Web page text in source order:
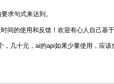
求句式来达到。
间的使用和反馈！欢迎有心人自己基
几十元，ai的api如果少量使用，应该